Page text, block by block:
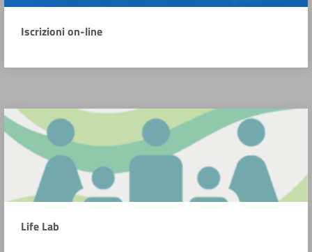
Iscrizioni on-line
Life Lab